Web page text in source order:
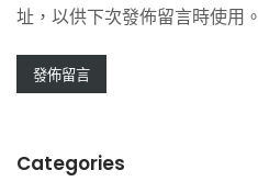
址，以供下次發佈留言時使用。
Categories